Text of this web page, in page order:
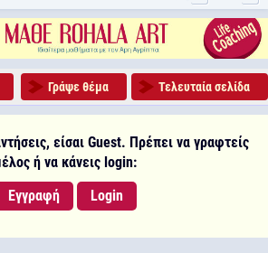
Γράψε θέμα Τελευταία σελίδα
είσαι Guest. Πρέπει να γραφτείς
ή να κάνεις login:
Εγγραφή
Login